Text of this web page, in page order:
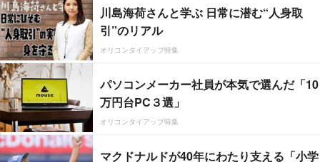
川島海荷さんと学ぶ 日常に潜む“人身取
引”のリアル
オリコンタイアップ特集
パソコンメーカー社員が本気で選んだ「10
万円台PC３選」
オリコンタイアップ特集
マクドナルドが40年にわたり支える「小学